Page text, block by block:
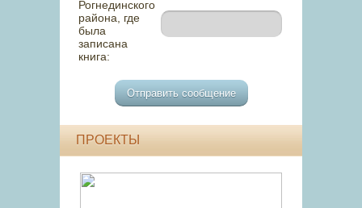
Рогнединского
района, где
была
записана
книга:
ПРОЕКТЫ